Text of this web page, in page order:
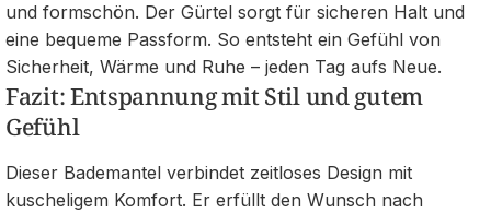
und formschön. Der Gürtel sorgt für sicheren Halt und
eine bequeme Passform. So entsteht ein Gefühl von
Sicherheit, Wärme und Ruhe – jeden Tag aufs Neue.
Fazit: Entspannung mit Stil und gutem
Gefühl
Dieser Bademantel verbindet zeitloses Design mit
kuscheligem Komfort. Er erfüllt den Wunsch nach